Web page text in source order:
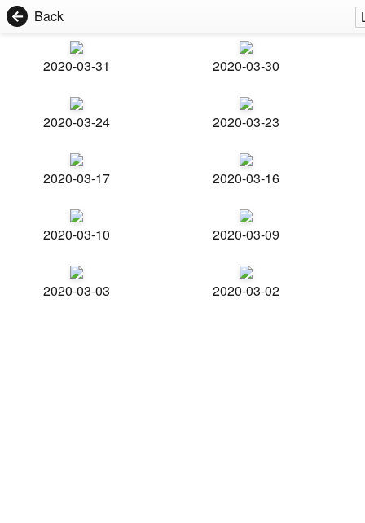
Back
2020-03-31 2020-03-30
2020-03-24 2020-03-23
2020-03-17 2020-03-16
2020-03-10 2020-03-09
2020-03-03 2020-03-02